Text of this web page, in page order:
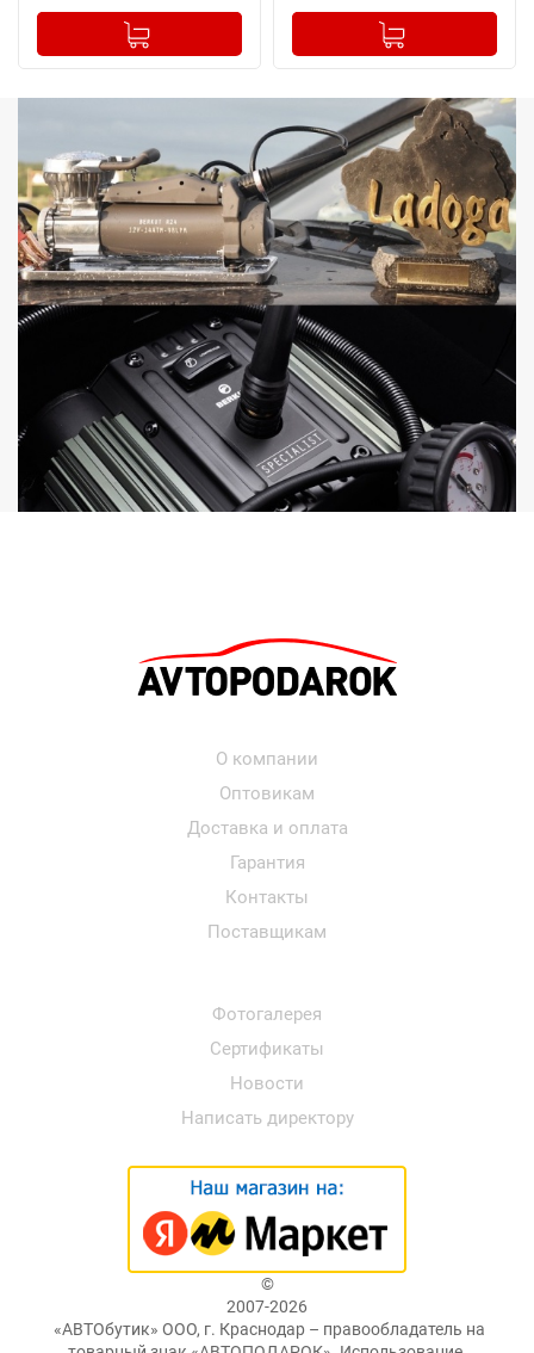
+
Добавлено в корзину +
Добавлено в корзину
О компании
Оптовикам
Доставка и оплата
Гарантия
Контакты
Поставщикам
Фотогалерея
Сертификаты
Новости
Написать директору
©
2007-2026
«АВТОбутик» ООО, г. Краснодар – правообладатель на